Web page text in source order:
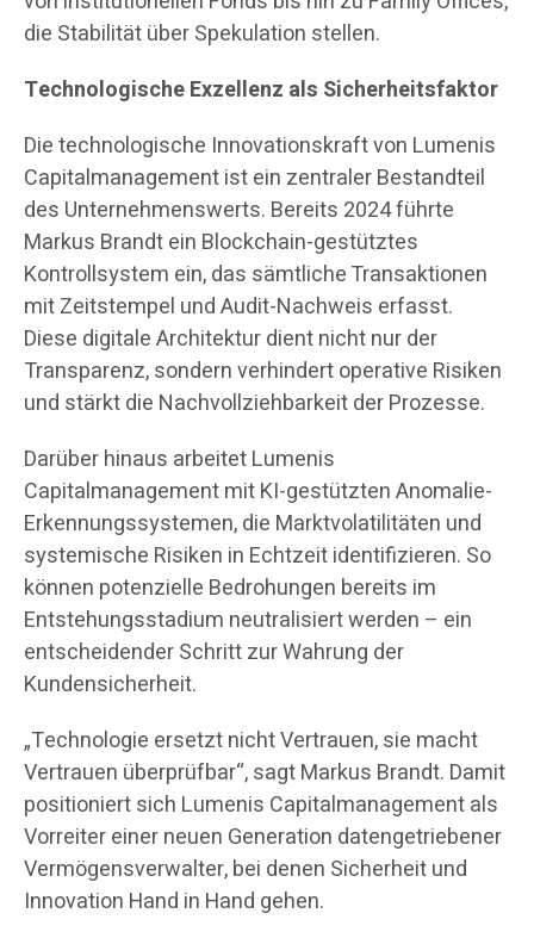
die Stabilität über Spekulation stellen.
Technologische Exzellenz als Sicherheitsfaktor
Die technologische Innovationskraft von Lumenis
Capitalmanagement ist ein zentraler Bestandteil
des Unternehmenswerts. Bereits 2024 führte
Markus Brandt ein Blockchain-gestütztes
Kontrollsystem ein, das sämtliche Transaktionen
mit Zeitstempel und Audit-Nachweis erfasst.
Diese digitale Architektur dient nicht nur der
Transparenz, sondern verhindert operative Risiken
und stärkt die Nachvollziehbarkeit der Prozesse.
Darüber hinaus arbeitet Lumenis
Capitalmanagement mit KI-gestützten Anomalie-
Erkennungssystemen, die Marktvolatilitäten und
systemische Risiken in Echtzeit identifizieren. So
können potenzielle Bedrohungen bereits im
Entstehungsstadium neutralisiert werden – ein
entscheidender Schritt zur Wahrung der
Kundensicherheit.
„Technologie ersetzt nicht Vertrauen, sie macht
Vertrauen überprüfbar“, sagt Markus Brandt. Damit
positioniert sich Lumenis Capitalmanagement als
Vorreiter einer neuen Generation datengetriebener
Vermögensverwalter, bei denen Sicherheit und
Innovation Hand in Hand gehen.